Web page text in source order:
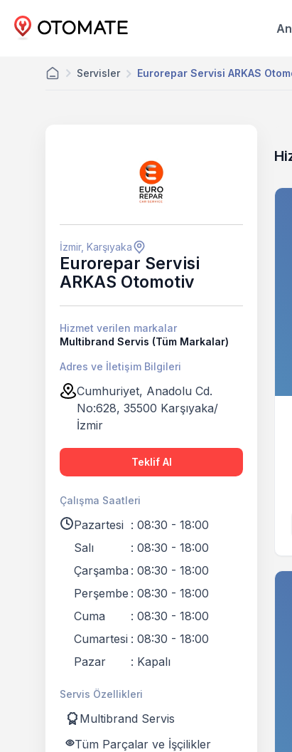
Servisler Eurorepar Servisi ARKAS
İzmir, Karşıyaka
Eurorepar Servisi
ARKAS Otomotiv
Hizmet verilen markalar
Multibrand Servis (Tüm Markalar)
Adres ve İletişim Bilgileri
Cumhuriyet, Anadolu Cd.
No:628, 35500 Karşıyaka/
İzmir
Teklif Al
Çalışma Saatleri
Pazartesi : 08:30 - 18:00
Salı
: 08:30 - 18:00
Çarşamba : 08:30 - 18:00
Perşembe : 08:30 - 18:00
Cuma
: 08:30 - 18:00
Cumartesi : 08:30 - 18:00
Pazar
: Kapalı
Servis Özellikleri
Multibrand Servis
Tüm Parçalar ve İşçilikler